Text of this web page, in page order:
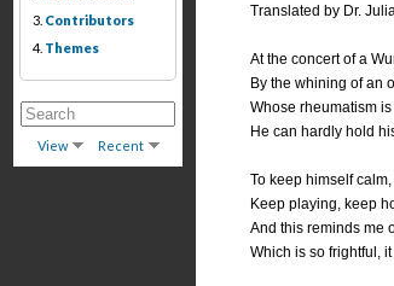
3. Contributors
4. Themes
View Recent
Translated by Dr.
At the concert of a
By the whining of an
Whose rheumatism
He can hardly hold
To keep himself
Keep playing, keep
And this reminds me
Which is so frightful,